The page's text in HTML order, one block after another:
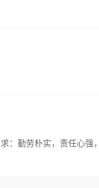
：勤劳朴实，责任心强